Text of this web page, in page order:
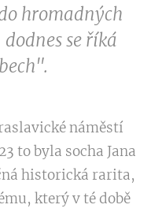
hromadných
se říká
náměstí
to byla socha Jana
historická rarita,
který v té době